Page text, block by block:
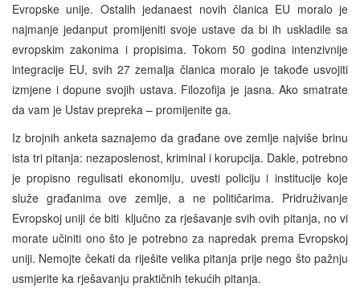
Evropske unije. Ostalih jedanaest novih članica EU moralo je
najmanje jedanput promijeniti svoje ustave da bi ih uskladile sa
evropskim zakonima i propisima. Tokom 50 godina intenzivnije
integracije EU, svih 27 zemalja članica moralo je takođe usvojiti
izmjene i dopune svojih ustava. Filozofija je jasna. Ako smatrate
da vam je Ustav prepreka – promijenite ga.
Iz brojnih anketa saznajemo da građane ove zemlje najviše brinu
ista tri pitanja: nezaposlenost, kriminal i korupcija. Dakle, potrebno
je propisno regulisati ekonomiju, uvesti policiju i institucije koje
služe građanima ove zemlje, a ne političarima. Pridruživanje
Evropskoj uniji će biti ključno za rješavanje svih ovih pitanja, no vi
morate učiniti ono što je potrebno za napredak prema Evropskoj
uniji. Nemojte čekati da riješite velika pitanja prije nego što pažnju
usmjerite ka rješavanju praktičnih tekućih pitanja.